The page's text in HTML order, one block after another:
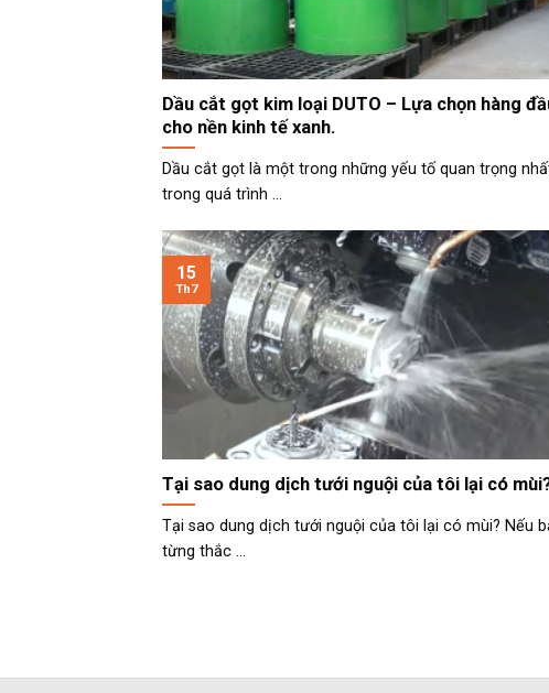
Dầu cắt gọt kim loại DUTO – Lựa chọn hàng
cho nền kinh tế xanh.
Dầu cắt gọt là một trong những yếu tố quan trọng
trong quá trình ...
Tại sao dung dịch tưới nguội của tôi lại có
Tại sao dung dịch tưới nguội của tôi lại có mùi? Nếu
từng thắc ...
15
Th7